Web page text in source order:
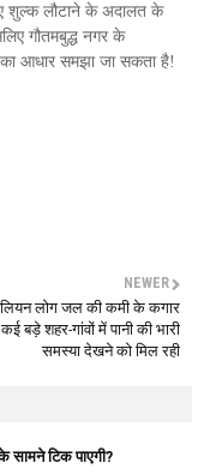
शुल्क लौटाने के अदालत के
गौतमबुद्ध नगर के
का आधार समझा जा सकता है!
NEWER
लोग जल की कमी के कगार
बड़े शहर-गांवों में पानी की भारी
समस्या देखने को मिल रही
सामने टिक पाएगी?